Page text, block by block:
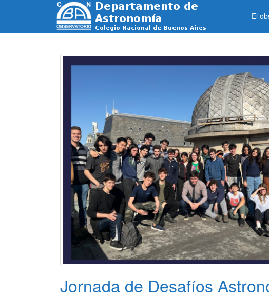
El
Jornada de Desafíos